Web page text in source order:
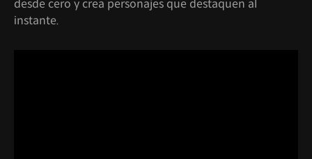
desde cero y crea personajes que destaquen al
instante.